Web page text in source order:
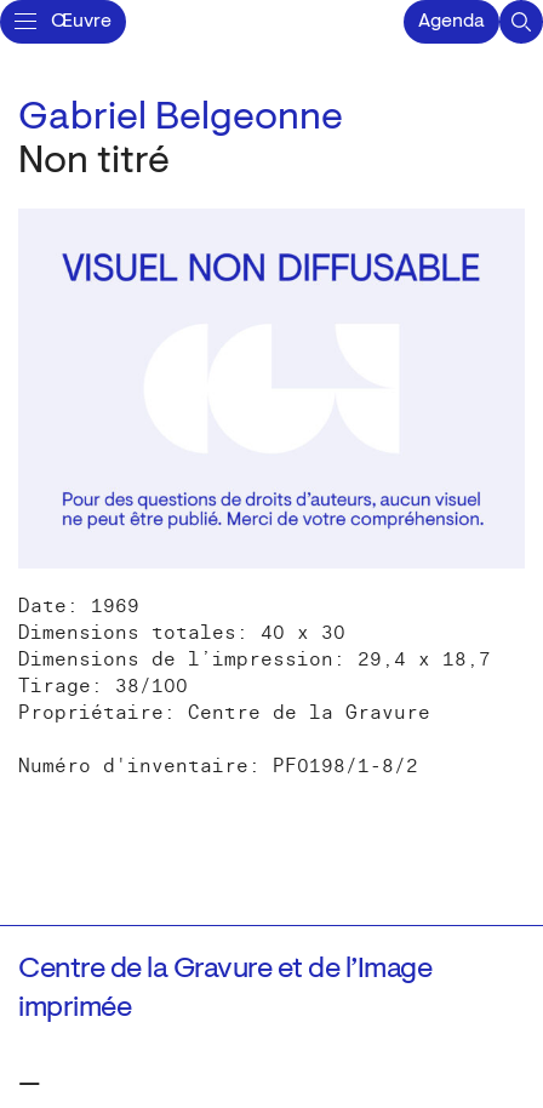
Œuvre Agenda
Gabriel Belgeonne
Non titré
Date: 1969
Dimensions totales: 40 x 30
Dimensions de l’impression: 29,4 x 18,7
Tirage: 38/100
Propriétaire: Centre de la Gravure
Numéro d'inventaire: PF0198/1-8/2
Centre de la Gravure et de l’Image
imprimée
—